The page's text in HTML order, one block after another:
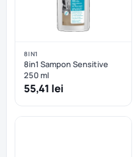
8IN1
8in1 Sampon Sensitive
250 ml
55,41 lei